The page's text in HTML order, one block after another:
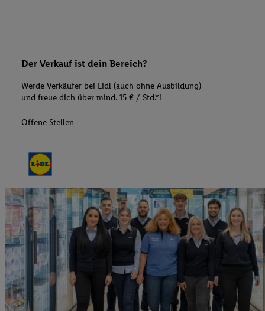
Der Verkauf ist dein Bereich?
Werde Verkäufer bei Lidl (auch ohne Ausbildung)
und freue dich über mind. 15 € / Std.*!
Offene Stellen